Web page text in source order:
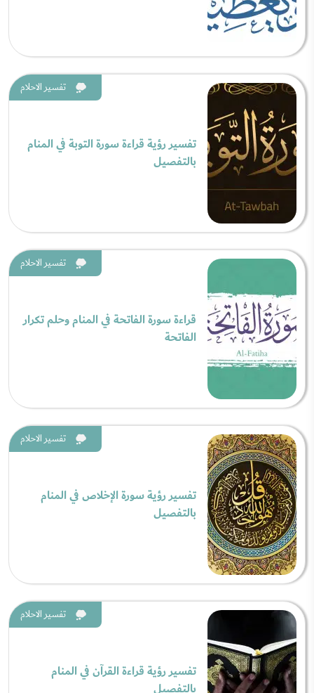
تفسير الاحلام
تفسير رؤية قراءة سورة التوبة في المنام
بالتفصيل
تفسير الاحلام
قراءة سورة الفاتحة في المنام وحلم تكرار
الفاتحة
تفسير الاحلام
تفسير رؤية سورة الإخلاص في المنام
بالتفصيل
تفسير الاحلام
تفسير رؤية قراءة القرآن في المنام